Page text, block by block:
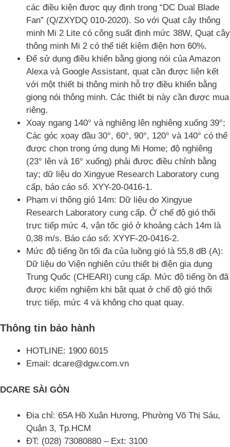
các điều kiện được quy định trong “DC Dual Blade
Fan” (Q/ZXYDQ 010-2020). So với Quạt cây thông
minh Mi 2 Lite có công suất định mức 38W, Quạt cây
thông minh Mi 2 có thể tiết kiệm điện hơn 60%.
Để sử dụng điều khiển bằng giọng nói của Amazon
Alexa và Google Assistant, quạt cần được liên kết
với một thiết bị thông minh hỗ trợ điều khiển bằng
giọng nói thông minh. Các thiết bị này cần được mua
riêng.
Xoay ngang 140° và nghiêng lên nghiêng xuống 39°;
Các góc xoay đầu 30°, 60°, 90°, 120° và 140° có thể
được chọn trong ứng dụng Mi Home; độ nghiêng
(23° lên và 16° xuống) phải được điều chỉnh bằng
tay; dữ liệu do Xingyue Research Laboratory cung
cấp, báo cáo số. XYY-20-0416-1.
Phạm vi thông gió 14m: Dữ liệu do Xingyue
Research Laboratory cung cấp. Ở chế độ gió thổi
trực tiếp mức 4, vận tốc gió ở khoảng cách 14m là
0,38 m/s. Báo cáo số: XYYF-20-0416-2.
Mức độ tiếng ồn tối đa của luồng gió là 55,8 dB (A):
Dữ liệu do Viện nghiên cứu thiết bị điện gia dụng
Trung Quốc (CHEARI) cung cấp. Mức độ tiếng ồn đã
được kiểm nghiệm khi bật quạt ở chế độ gió thổi
trực tiếp, mức 4 và không cho quạt quay.
Thông tin bảo hành
HOTLINE: 1900 6015
Email: dcare@dgw.com.vn
DCARE SÀI GÒN
Địa chỉ: 65A Hồ Xuân Hương, Phường Võ Thị Sáu,
Quận 3, Tp.HCM
ĐT: (028) 73080880 – Ext: 3100